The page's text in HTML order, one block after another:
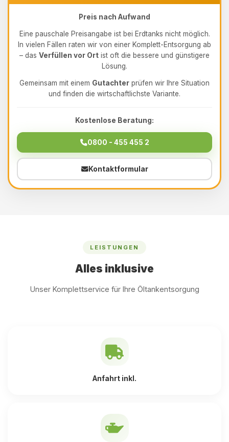
Preis nach Aufwand
Eine pauschale Preisangabe ist bei Erdtanks nicht möglich.
In vielen Fällen raten wir von einer Komplett-Entsorgung ab
– das Verfüllen vor Ort ist oft die bessere und günstigere
Lösung.
Gemeinsam mit einem Gutachter prüfen wir Ihre Situation
und finden die wirtschaftlichste Variante.
Kostenlose Beratung:
0800 - 455 455 2
Kontaktformular
LEISTUNGEN
Alles inklusive
Unser Komplettservice für Ihre Öltankentsorgung
Anfahrt inkl.